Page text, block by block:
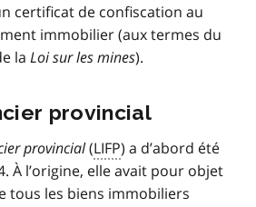
certificat de confiscation au
immobilier (aux termes du
la Loi sur les mines).
provincial
provincial(LIFP) a d’abord été
À l’origine, elle avait pour objet
tous les biens immobiliers